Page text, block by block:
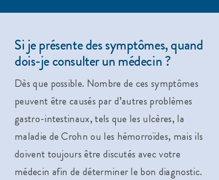
Si je présente des symptômes, quand
dois-je consulter un médecin ?
Dès que possible. Nombre de ces symptômes
peuvent être causés par d’autres problèmes
gastro-intestinaux, tels que les ulcères, la
maladie de Crohn ou les hémorroïdes, mais ils
doivent toujours être discutés avec votre
médecin afin de déterminer le bon diagnostic.